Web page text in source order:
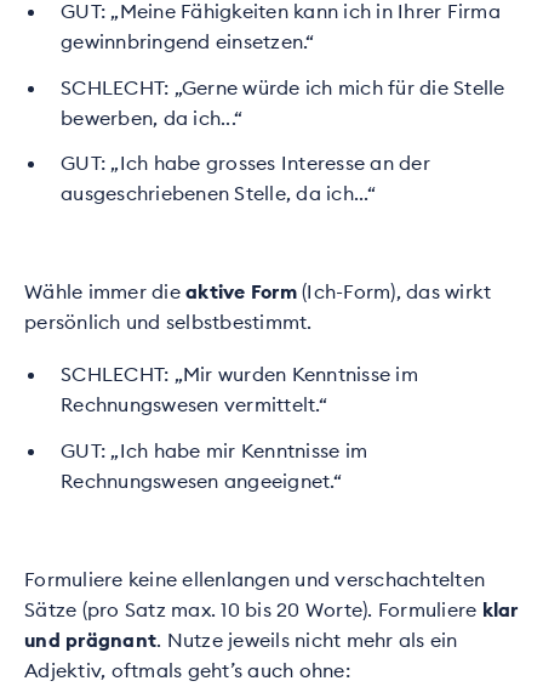
GUT: „Meine Fähigkeiten kann ich in Ihrer Firma
gewinnbringend einsetzen.“
SCHLECHT: „Gerne würde ich mich für die Stelle
bewerben, da ich...“
GUT: „Ich habe grosses Interesse an der
ausgeschriebenen Stelle, da ich...“
Wähle immer die aktive Form(Ich-Form), das wirkt
persönlich und selbstbestimmt.
SCHLECHT: „Mir wurden Kenntnisse im
Rechnungswesen vermittelt.“
GUT: „Ich habe mir Kenntnisse im
Rechnungswesen angeeignet.“
Formuliere keine ellenlangen und verschachtelten
Sätze (pro Satz max. 10 bis 20 Worte). Formuliere klar
und prägnant. Nutze jeweils nicht mehr als ein
Adjektiv, oftmals geht’s auch ohne: